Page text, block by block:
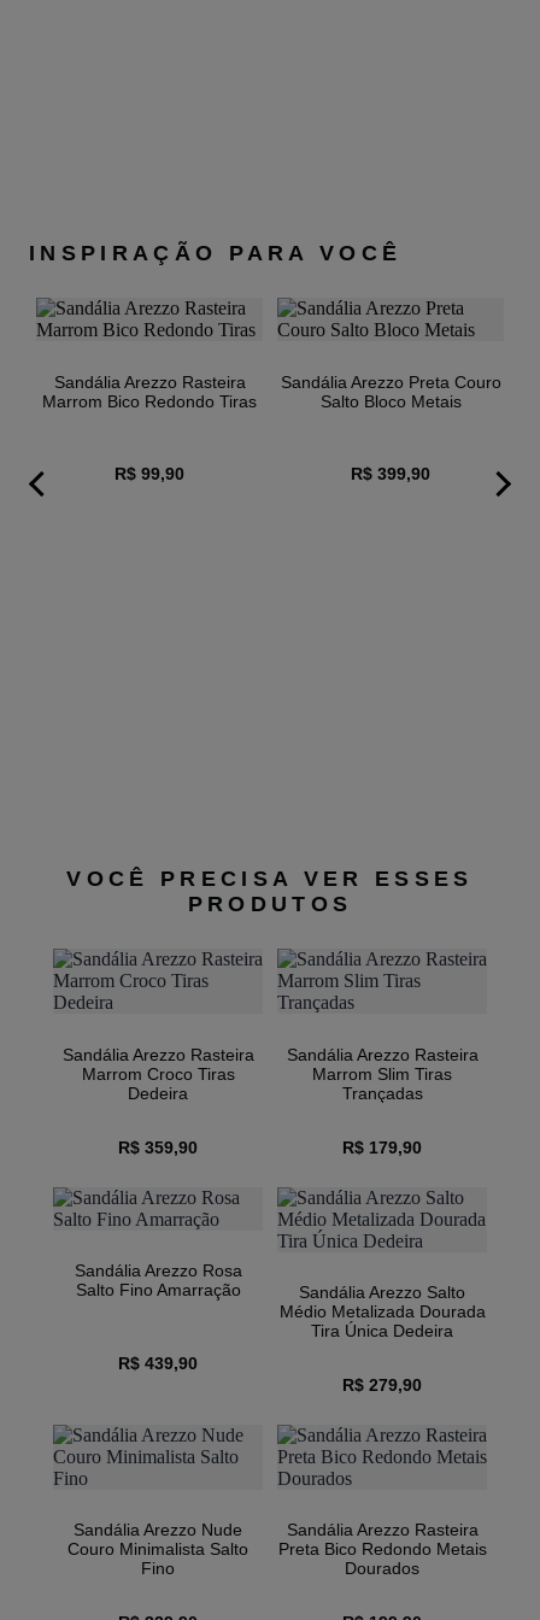
INSPIRAÇÃO PARA VOCÊ
Sandália Arezzo Rasteira
Marrom Bico Redondo Tiras
R$ 99,90
Sandália Arezzo Preta Couro
Salto Bloco Metais
R$ 399,90
VOCÊ PRECISA VER ESSES
PRODUTOS
Sandália Arezzo Rasteira
Marrom Croco Tiras
Dedeira
R$ 359,90
Sandália Arezzo Rasteira
Marrom Slim Tiras
Trançadas
R$ 179,90
Sandália Arezzo Rosa
Salto Fino Amarração
R$ 439,90
Sandália Arezzo Salto
Médio Metalizada Dourada
Tira Única Dedeira
R$ 279,90
Sandália Arezzo Nude
Couro Minimalista Salto
Fino
Sandália Arezzo Rasteira
Preta Bico Redondo Metais
Dourados